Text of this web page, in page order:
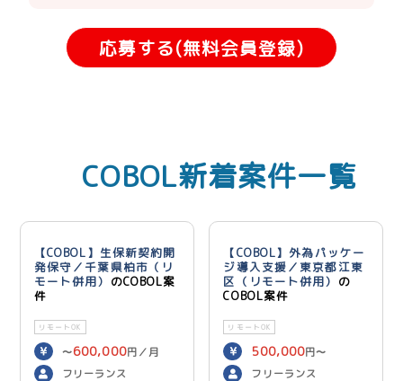
応募する(無料会員登録)
COBOL新着案件一覧
【COBOL】生保新契約開
発保守／千葉県柏市（リ
モート併用） のCOBOL案
件
リモートOK
〜600,000円／月
フリーランス
【COBOL】外為パッケー
ジ導入支援／東京都江東
区（リモート併用） の
COBOL案件
リモートOK
500,000円〜
600,000 円／月
フリーランス